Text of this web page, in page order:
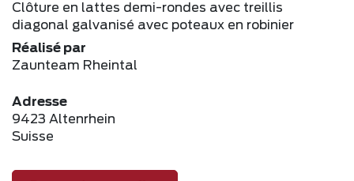
Clôture en lattes demi-rondes avec treillis
diagonal galvanisé avec poteaux en robinier
Réalisé par
Zaunteam Rheintal
Adresse
9423 Altenrhein
Suisse